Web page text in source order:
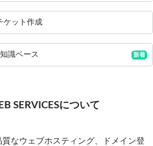
ケット作成
知識ベース
SERVICESについて
なウェブホスティング、ドメイン登